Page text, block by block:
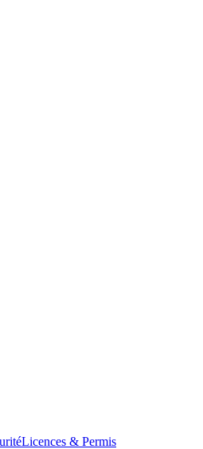
Licences & Permis